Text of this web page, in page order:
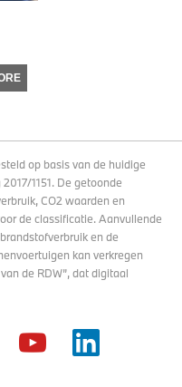
op basis van de huidige
1151. De getoonde
CO2 waarden en
de classificatie. Aanvullende
en de
kan verkregen
de RDW”, dat digitaal